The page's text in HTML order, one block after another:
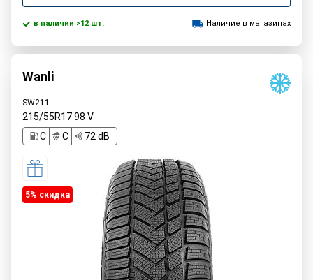
в наличии >12 шт. Наличие в магазинах
Wanli
SW211
215/55R1798 V
C
C 72 dB
5% cкидка